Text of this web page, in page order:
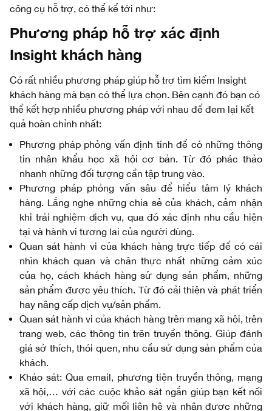
công cụ hỗ trợ, có thể kể tới như:
Phương pháp hỗ trợ xác định
Insight khách hàng
Có rất nhiều phương pháp giúp hỗ trợ tìm kiếm Insight
khách hàng mà bạn có thể lựa chọn. Bên cạnh đó bạn có
thể kết hợp nhiều phương pháp với nhau để đem lại kết
quả hoàn chỉnh nhất:
Phương pháp phỏng vấn định tính để có những thông
tin nhân khẩu học xã hội cơ bản. Từ đó phác thảo
nhanh những đối tượng cần tập trung vào.
Phương pháp phỏng vấn sâu để hiểu tâm lý khách
hàng. Lắng nghe những chia sẻ của khách, cảm nhận
khi trải nghiệm dịch vụ, qua đó xác định nhu cầu hiện
tại và hành vi tương lai của người dùng.
Quan sát hành vi của khách hàng trực tiếp để có cái
nhìn khách quan và chân thực nhất những cảm xúc
của họ, cách khách hàng sử dụng sản phẩm, những
sản phẩm được yêu thích. Từ đó cải thiện và phát triển
hay nâng cấp dịch vụ/sản phẩm.
Quan sát hành vi của khách hàng trên mạng xã hội, trên
trang web, các thông tin trên truyền thông. Giúp đánh
giá sở thích, thói quen, nhu cầu sử dụng sản phẩm của
khách.
Khảo sát: Qua email, phương tiện truyền thông, mạng
xã hội,… với các cuộc khảo sát ngắn giúp bạn kết nối
với khách hàng, giữ mối liên hệ và nhận được những